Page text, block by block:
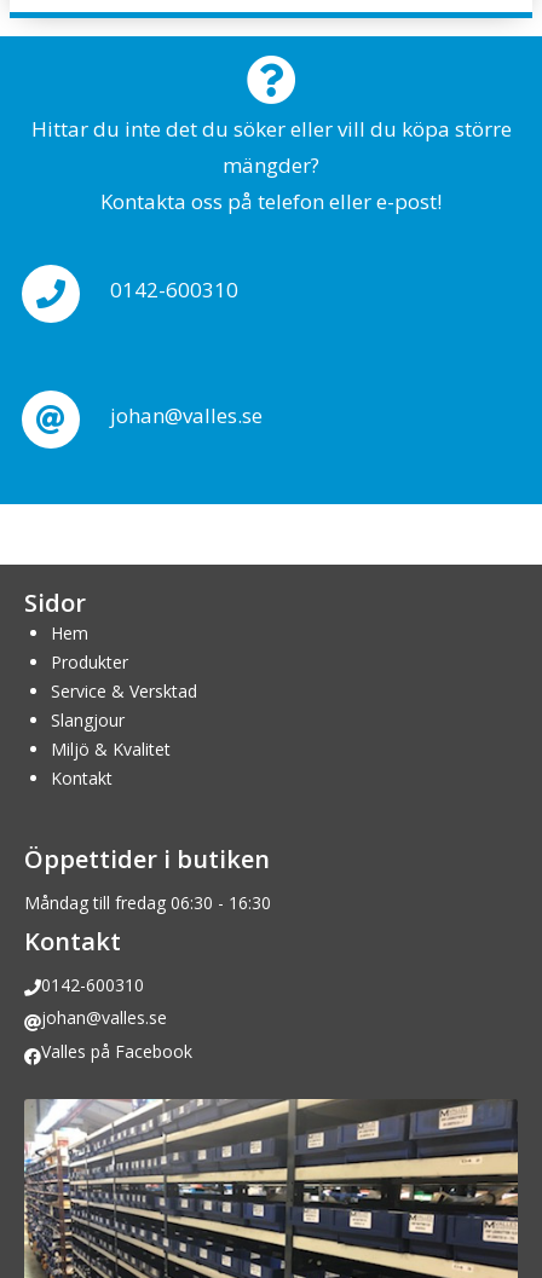
Hittar du inte det du söker eller vill du köpa större
mängder?
Kontakta oss på telefon eller e-post!
0142-600310
johan@valles.se
Sidor
Hem
Produkter
Service & Versktad
Slangjour
Miljö & Kvalitet
Kontakt
Öppettider i butiken
Måndag till fredag 06:30 - 16:30
Kontakt
0142-600310
johan@valles.se
Valles på Facebook